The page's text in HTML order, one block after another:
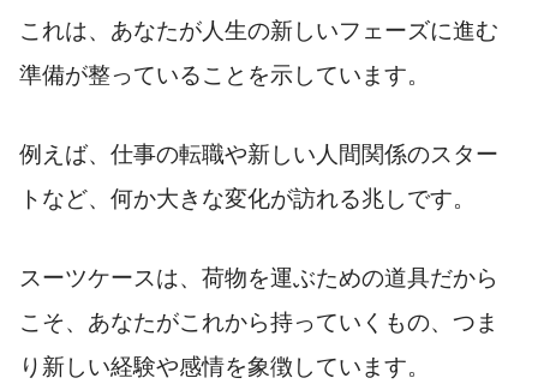
これは、あなたが人生の新しいフェーズに進む
準備が整っていることを示しています。
例えば、仕事の転職や新しい人間関係のスター
トなど、何か大きな変化が訪れる兆しです。
スーツケースは、荷物を運ぶための道具だから
こそ、あなたがこれから持っていくもの、つま
り新しい経験や感情を象徴しています。